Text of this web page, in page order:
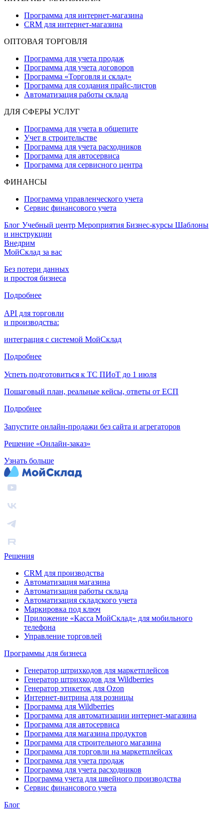
Программа для интернет-магазина
CRM для интернет-магазина
ОПТОВАЯ ТОРГОВЛЯ
Программа для учета продаж
Программа для учета договоров
Программа «Торговля и склад»
Программа для создания прайс‑листов
Автоматизация работы склада
ДЛЯ СФЕРЫ УСЛУГ
Программа для учета в общепите
Учет в строительстве
Программа для учета расходников
Программа для автосервиса
Программа для сервисного центра
ФИНАНСЫ
Программа управленческого учета
Сервис финансового учета
Блог Учебный центр Мероприятия Бизнес-курсы Шаблоны
и инструкции
Внедрим
МойСклад за вас
Без потери данных
и простоя бизнеса
Подробнее
API для торговли
и производства:
интеграция с системой МойСклад
Подробнее
Успеть подготовиться к ТС ПИоТ до 1 июля
Пошаговый план, реальные кейсы, ответы от ЕСП
Подробнее
Запустите онлайн-продажи без сайта и агрегаторов
Решение «Онлайн-заказ»
Узнать больше
Решения
CRM для производства
Автоматизация магазина
Автоматизация работы склада
Автоматизация складского учета
Маркировка под ключ
Приложение «Касса МойСклад» для мобильного
телефона
Управление торговлей
Программы для бизнеса
Генератор штрихкодов для маркетплейсов
Генератор штрихкодов для Wildberries
Генератор этикеток для Ozon
Интернет-витрина для розницы
Программа для Wildberries
Программа для автоматизации интернет-магазина
Программа для автосервиса
Программа для магазина продуктов
Программа для строительного магазина
Программа для торговли на маркетплейсах
Программа для учета продаж
Программа для учета расходников
Программа учета для швейного производства
Сервис финансового учета
Блог